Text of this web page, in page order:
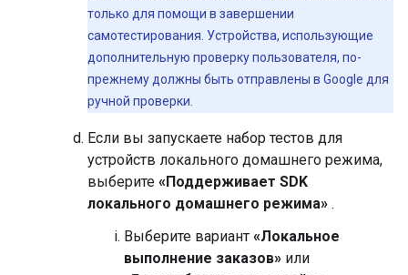
только для помощи в завершении
самотестирования. Устройства, использующие
дополнительную проверку пользователя, по-
прежнему должны быть отправлены в Google для
ручной проверки.
Если вы запускаете набор тестов для
устройств локального домашнего режима,
выберите «Поддерживает SDK
локального домашнего режима» .
Выберите вариант «Локальное
выполнение заказов» или